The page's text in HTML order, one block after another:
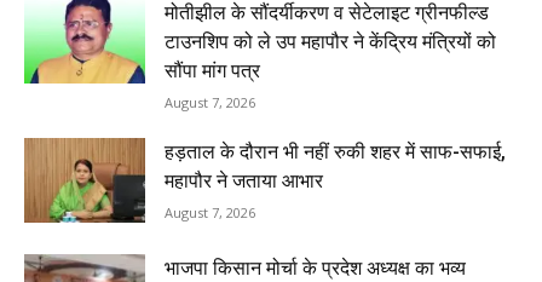
मोतीझील के सौंदर्यीकरण व सेटेलाइट ग्रीनफील्ड
टाउनशिप को ले उप महापौर ने केंद्रिय मंत्रियों को
सौंपा मांग पत्र
August 7, 2026
हड़ताल के दौरान भी नहीं रुकी शहर में साफ-सफाई,
महापौर ने जताया आभार
August 7, 2026
भाजपा किसान मोर्चा के प्रदेश अध्यक्ष का भव्य